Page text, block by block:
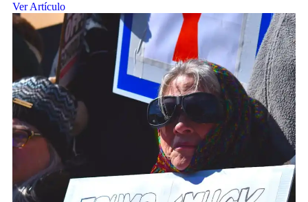
Ver Artículo